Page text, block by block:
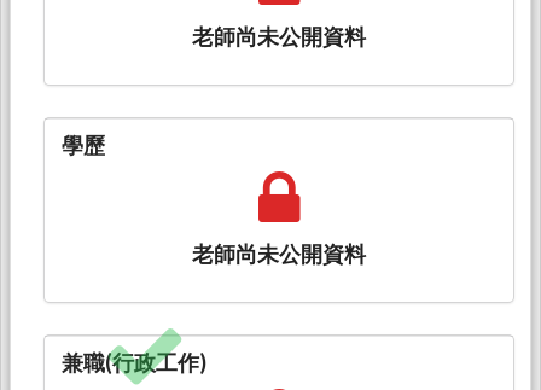
老師尚未公開資料
學歷
老師尚未公開資料
兼職(行政工作)